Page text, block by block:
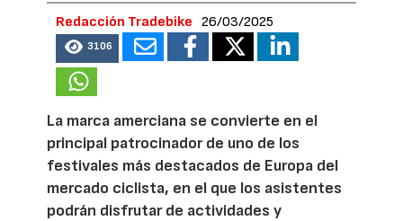
Redacción Tradebike 26/03/2025
3106
La marca amerciana se convierte en el
principal patrocinador de uno de los
festivales más destacados de Europa del
mercado ciclista, en el que los asistentes
podrán disfrutar de actividades y